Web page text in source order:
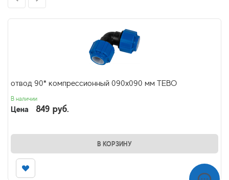
отвод 90* компрессионный 090х090 мм TEBO
В наличии
Цена 849 руб.
В КОРЗИНУ